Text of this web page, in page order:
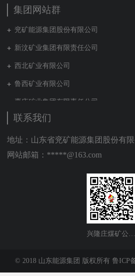
集团网站群
兖矿能源集团股份有限公司
新汶矿业集团有限责任公司
西北矿业有限公司
鲁西矿业有限公司
枣庄矿业集团有限责任公司
兖矿新疆能化有限公司
山东泰山地勘集团
新能源集团有限公司
肥城矿业集团有限责任公司
装备制造集团有限公司
联系我们
地址：山东省兖矿能源集团股份有
网站邮箱：*****@163.com
© 2018 山东能源集团 版权所有 鲁ICP